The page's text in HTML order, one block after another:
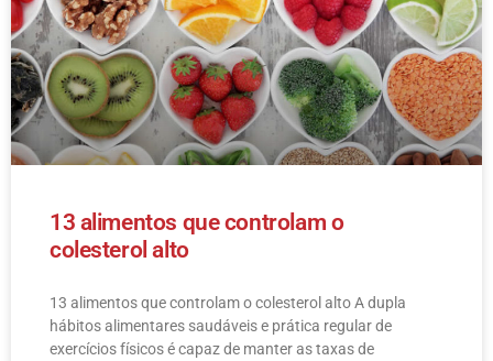
13 alimentos que controlam o
colesterol alto
13 alimentos que controlam o colesterol alto​ A dupla
hábitos alimentares saudáveis e prática regular de
exercícios físicos é capaz de manter as taxas de